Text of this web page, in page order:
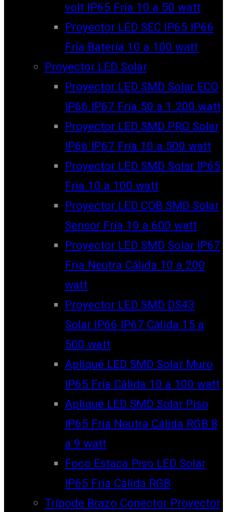
volt IP65 Fría 10 a 50 watt
Proyector LED SEC IP65 IP66
Fría Batería 10 a 100 watt
Proyector LED Solar
Proyector LED SMD Solar ECO
IP66 IP67 Fría 50 a 1.200 watt
Proyector LED SMD PRO Solar
IP66 IP67 Fría 10 a 500 watt
Proyector LED SMD Solar IP65
Fría 10 a 100 watt
Proyector LED COB SMD Solar
Sensor Fría 10 a 600 watt
Proyector LED SMD Solar IP67
Fría Neutra Cálida 10 a 200
watt
Proyector LED SMD DS43
Solar IP66 IP67 Cálida 15 a
500 watt
Apliqué LED SMD Solar Muro
IP65 Fría Cálida 10 a 100 watt
Apliqué LED SMD Solar Piso
IP65 Fría Neutra Cálida RGB 8
a 9 watt
Foco Estaca Piso LED Solar
IP65 Fría Cálida RGB
Trípode Brazo Conector Proyector